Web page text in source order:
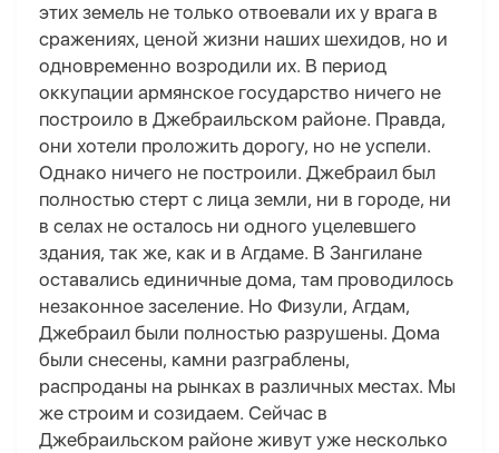
этих земель не только отвоевали их у врага в
сражениях, ценой жизни наших шехидов, но и
одновременно возродили их. В период
оккупации армянское государство ничего не
построило в Джебраильском районе. Правда,
они хотели проложить дорогу, но не успели.
Однако ничего не построили. Джебраил был
полностью стерт с лица земли, ни в городе, ни
в селах не осталось ни одного уцелевшего
здания, так же, как и в Агдаме. В Зангилане
оставались единичные дома, там проводилось
незаконное заселение. Но Физули, Агдам,
Джебраил были полностью разрушены. Дома
были снесены, камни разграблены,
распроданы на рынках в различных местах. Мы
же строим и созидаем. Сейчас в
Джебраильском районе живут уже несколько